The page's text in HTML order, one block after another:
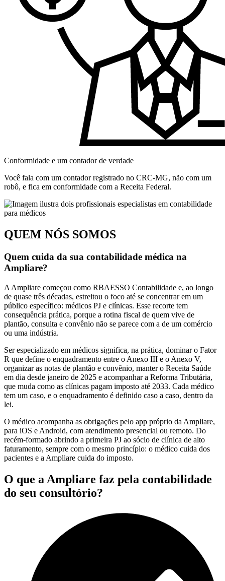
Conformidade e um contador de verdade
Você fala com um contador registrado no CRC-MG, não com um
robô, e fica em conformidade com a Receita Federal.
QUEM NÓS SOMOS
Quem cuida da sua contabilidade médica na
Ampliare?
A Ampliare começou como RBAESSO Contabilidade e, ao longo
de quase três décadas, estreitou o foco até se concentrar em um
público específico: médicos PJ e clínicas. Esse recorte tem
consequência prática, porque a rotina fiscal de quem vive de
plantão, consulta e convênio não se parece com a de um comércio
ou uma indústria.
Ser especializado em médicos significa, na prática, dominar o Fator
R que define o enquadramento entre o Anexo III e o Anexo V,
organizar as notas de plantão e convênio, manter o Receita Saúde
em dia desde janeiro de 2025 e acompanhar a Reforma Tributária,
que muda como as clínicas pagam imposto até 2033. Cada médico
tem um caso, e o enquadramento é definido caso a caso, dentro da
lei.
O médico acompanha as obrigações pelo app próprio da Ampliare,
para iOS e Android, com atendimento presencial ou remoto. Do
recém-formado abrindo a primeira PJ ao sócio de clínica de alto
faturamento, sempre com o mesmo princípio: o médico cuida dos
pacientes e a Ampliare cuida do imposto.
O que a Ampliare faz pela contabilidade
do seu consultório?